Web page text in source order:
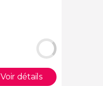
Voir détails